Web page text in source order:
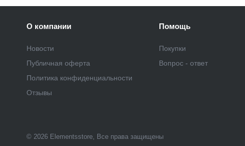
О компании
Новости
Публичная оферта
Политика конфиденциальности
Отзывы
Помощь
Покупки
Вопрос - ответ
© 2026 Elementsstore, Все права защищены